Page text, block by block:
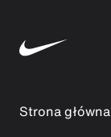
Strona główna